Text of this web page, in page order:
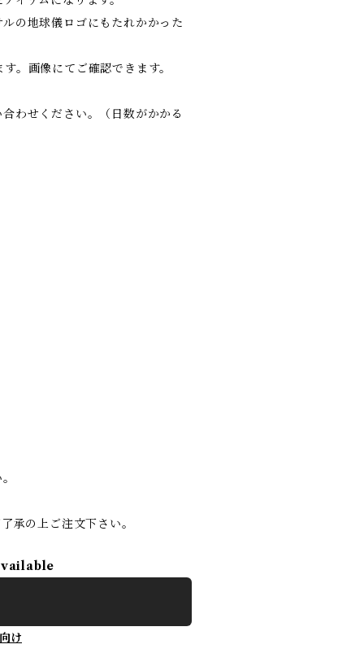
の地球儀ロゴにもたれかかった
。画像にてご確認できます。
わせください。（日数がかかる
承の上ご注文下さい。
け